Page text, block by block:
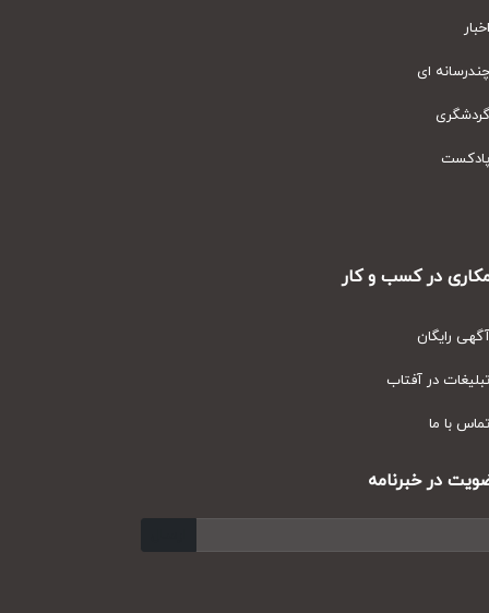
ای
در کسب و کار
رایگان
در آفتاب
با ما
در خبرنامه